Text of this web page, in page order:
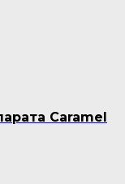
Caramel